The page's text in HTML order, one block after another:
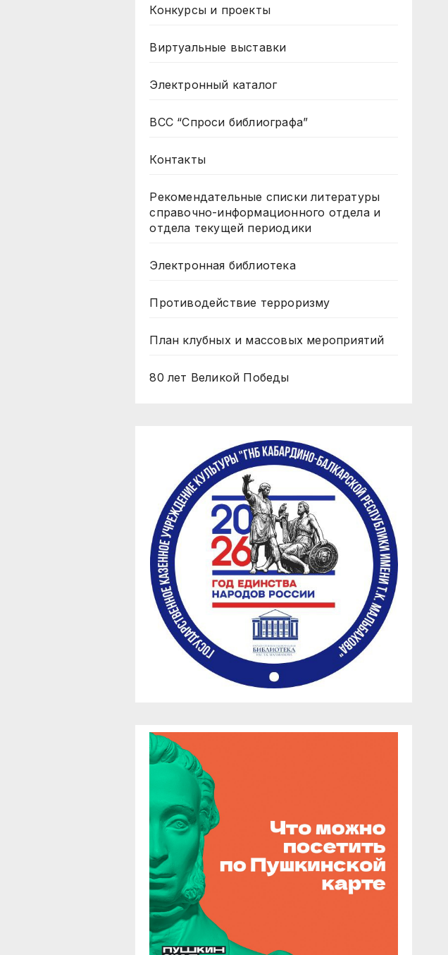
Конкурсы и проекты
Виртуальные выставки
Электронный каталог
ВСС “Спроси библиографа”
Контакты
Рекомендательные списки литературы
справочно-информационного отдела и
отдела текущей периодики
Электронная библиотека
Противодействие терроризму
План клубных и массовых мероприятий
80 лет Великой Победы